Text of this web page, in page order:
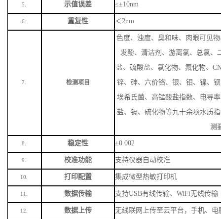
5. 示值误差 ≤±10nm
6. 重复性 ＜2nm
7. 检测项目
色度、浊度、臭和味、肉眼可见物
发酚、清洁剂、游离氯、总氯、
盐、硫酸盐、氯化物、氟化物、
锌、砷、六价铬、银、钼、镍、
埃希氏菌、高锰酸盐指数、电导
盐、镉、硫化物等九十余项水质
测
8. 稳定性 ±0.002
9. 校准功能 支持仪器自动校准
10. 打印配置 集成微型热敏打印机
11. 数据传输 支持USB有线传输、WiFi无线传输
12. 数据上传 无线联网上传至云平台，手机、